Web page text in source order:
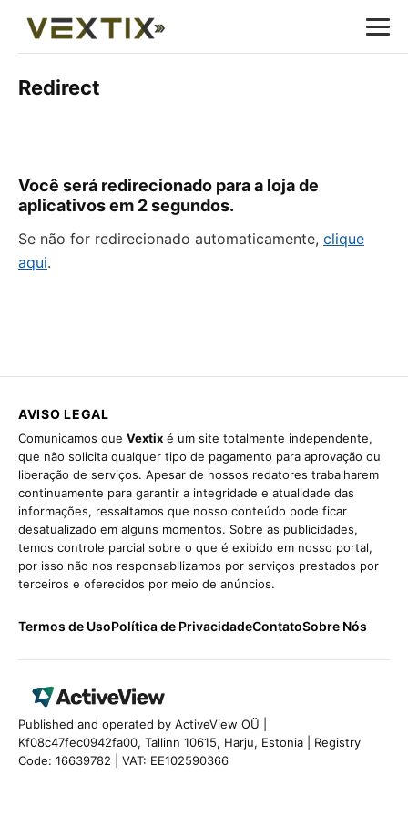
Redirect
Você será redirecionado para a loja de
aplicativos em 2segundos.
Se não for redirecionado automaticamente, clique
aqui.
AVISO LEGAL
Comunicamos que Vextix é um site totalmente independente,
que não solicita qualquer tipo de pagamento para aprovação ou
liberação de serviços. Apesar de nossos redatores trabalharem
continuamente para garantir a integridade e atualidade das
informações, ressaltamos que nosso conteúdo pode ficar
desatualizado em alguns momentos. Sobre as publicidades,
temos controle parcial sobre o que é exibido em nosso portal,
por isso não nos responsabilizamos por serviços prestados por
terceiros e oferecidos por meio de anúncios.
Termos de UsoPolítica de PrivacidadeContatoSobre Nós
Published and operated by ActiveView OÜ |
Kf08c47fec0942fa00, Tallinn 10615, Harju, Estonia | Registry
Code: 16639782 | VAT: EE102590366